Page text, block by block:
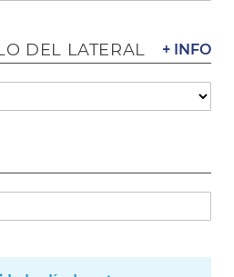
+ INFO
DEL LATERAL